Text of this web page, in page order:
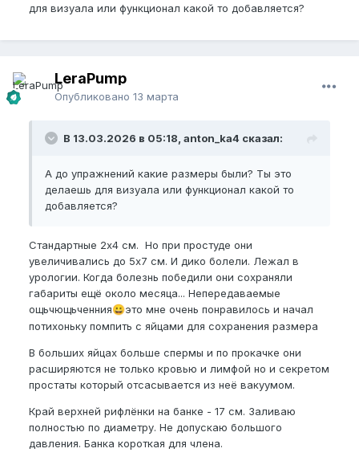
для визуала или функционал какой то добавляется?
LeraPump
Опубликовано 13 марта
В 13.03.2026 в 05:18, anton_ka4 сказал:
А до упражнений какие размеры были? Ты это
делаешь для визуала или функционал какой то
добавляется?
Стандартные 2х4 см. Но при простуде они
увеличивались до 5х7 см. И дико болели. Лежал в
урологии. Когда болезнь победили они сохраняли
габариты ещё около месяца... Непередаваемые
ощьчющьченния😀это мне очень понравилось и начал
потихоньку помпить с яйцами для сохранения размера
В больших яйцах больше спермы и по прокачке они
расширяются не только кровью и лимфой но и секретом
простаты который отсасывается из неё вакуумом.
Край верхней рифлёнки на банке - 17 см. Заливаю
полностью по диаметру. Не допускаю большого
давления. Банка короткая для члена.